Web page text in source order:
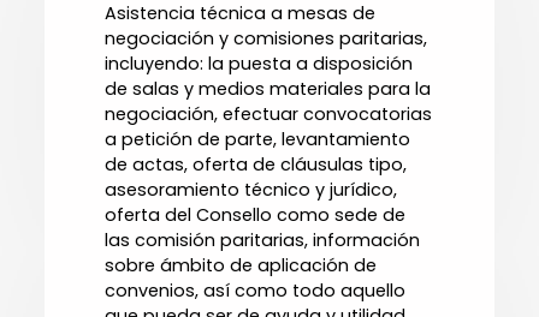
Asistencia técnica a mesas de
negociación y comisiones paritarias,
incluyendo: la puesta a disposición
de salas y medios materiales para la
negociación, efectuar convocatorias
a petición de parte, levantamiento
de actas, oferta de cláusulas tipo,
asesoramiento técnico y jurídico,
oferta del Consello como sede de
las comisión paritarias, información
sobre ámbito de aplicación de
convenios, así como todo aquello